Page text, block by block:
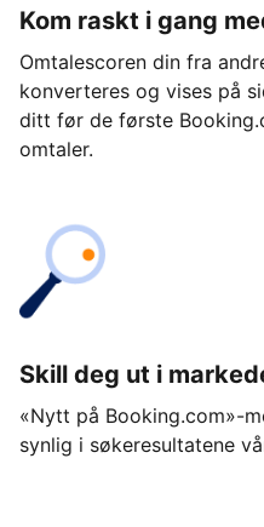
Kom raskt i gang
Omtalescoren din fra
konverteres og vises på
ditt før de første
omtaler.
Skill deg ut i
«Nytt på Booking.com»-
synlig i søkeresultatene